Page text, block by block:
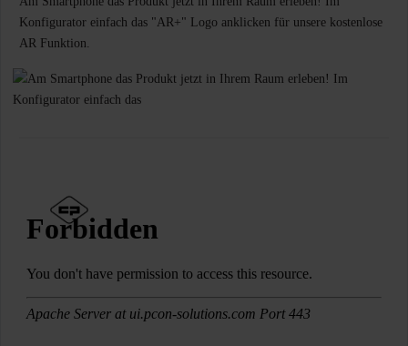
Konfigurator einfach das "AR+" Logo anklicken für unsere kostenlose
AR Funktion.